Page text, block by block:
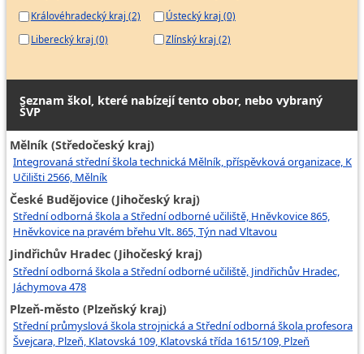
Královéhradecký kraj (2)
Liberecký kraj (0)
Ústecký kraj (0)
Zlínský kraj (2)
Seznam škol, které nabízejí tento obor, nebo vybraný
ŠVP
Mělník (Středočeský kraj)
Integrovaná střední škola technická Mělník, příspěvková organizace, K
Učilišti 2566, Mělník
České Budějovice (Jihočeský kraj)
Střední odborná škola a Střední odborné učiliště, Hněvkovice 865,
Hněvkovice na pravém břehu Vlt. 865, Týn nad Vltavou
Jindřichův Hradec (Jihočeský kraj)
Střední odborná škola a Střední odborné učiliště, Jindřichův Hradec,
Jáchymova 478
Plzeň-město (Plzeňský kraj)
Střední průmyslová škola strojnická a Střední odborná škola profesora
Švejcara, Plzeň, Klatovská 109, Klatovská třída 1615/109, Plzeň